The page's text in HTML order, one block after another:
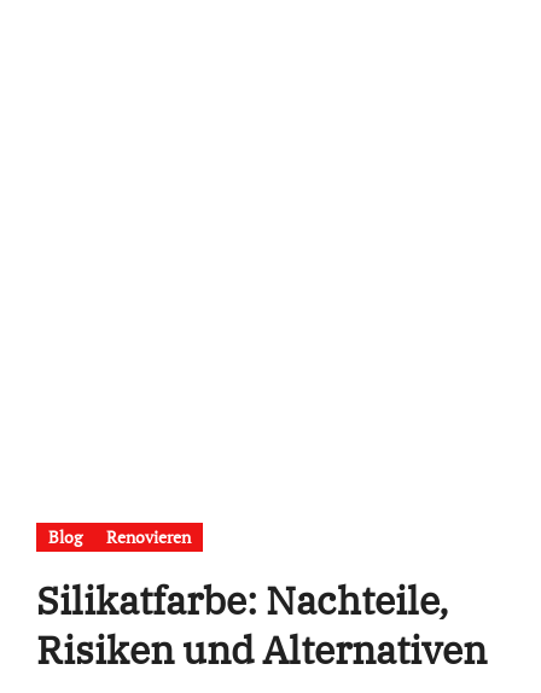
Blog Renovieren
Silikatfarbe: Nachteile,
Risiken und Alternativen